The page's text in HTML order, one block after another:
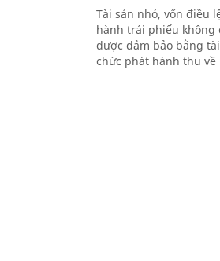
Tài sản nhỏ, vốn điều
hành trái phiếu không
được đảm bảo bằng
chức phát hành thu